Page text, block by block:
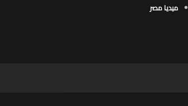
ميديا مصر